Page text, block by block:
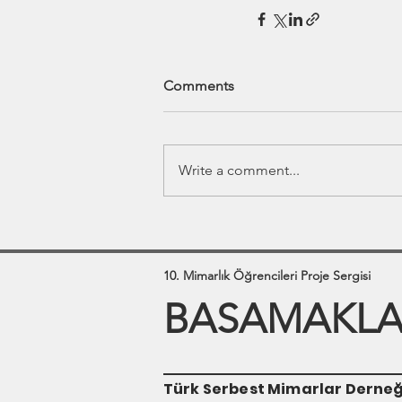
Comments
Write a comment...
10. Mimarlık Öğrencileri Proje Sergisi
Türk Serbest Mimarlar